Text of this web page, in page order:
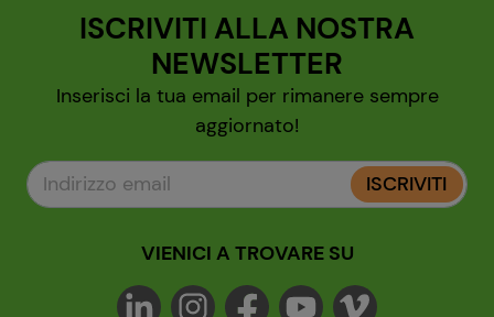
ISCRIVITI ALLA NOSTRA
NEWSLETTER
Inserisci la tua email per rimanere sempre
aggiornato!
ISCRIVITI
VIENICI A TROVARE SU